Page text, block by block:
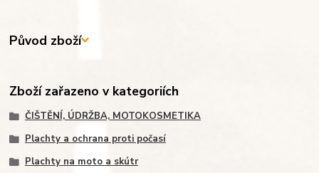
Původ zboží
Zboží zařazeno v kategoriích
ČIŠTĚNÍ, ÚDRŽBA, MOTOKOSMETIKA
Plachty a ochrana proti počasí
Plachty na moto a skútr